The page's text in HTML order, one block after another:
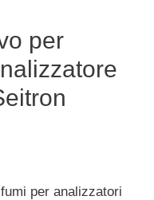
per
per analizzatori